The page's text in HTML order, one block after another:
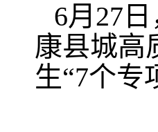
6月27
康县城高
生“7个专